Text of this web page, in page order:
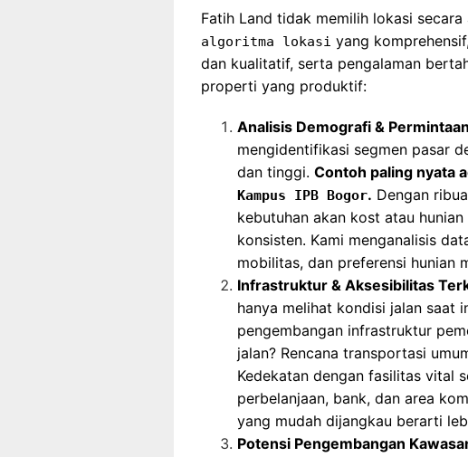
Fatih Land tidak memilih lokasi
algoritma lokasi yang
dan kualitatif, serta pengalaman
properti yang produktif:
Analisis Demografi &
mengidentifikasi segmen pasar
dan tinggi. Contoh paling nyata
Kampus IPB Bogor. Dengan
kebutuhan akan kost atau
konsisten. Kami menganalisis
mobilitas, dan preferensi hunian
Infrastruktur & Aksesibilitas
hanya melihat kondisi jalan saat
pengembangan infrastruktur
jalan? Rencana transportasi
Kedekatan dengan fasilitas vital
perbelanjaan, bank, dan area
yang mudah dijangkau berarti
Potensi Pengembangan